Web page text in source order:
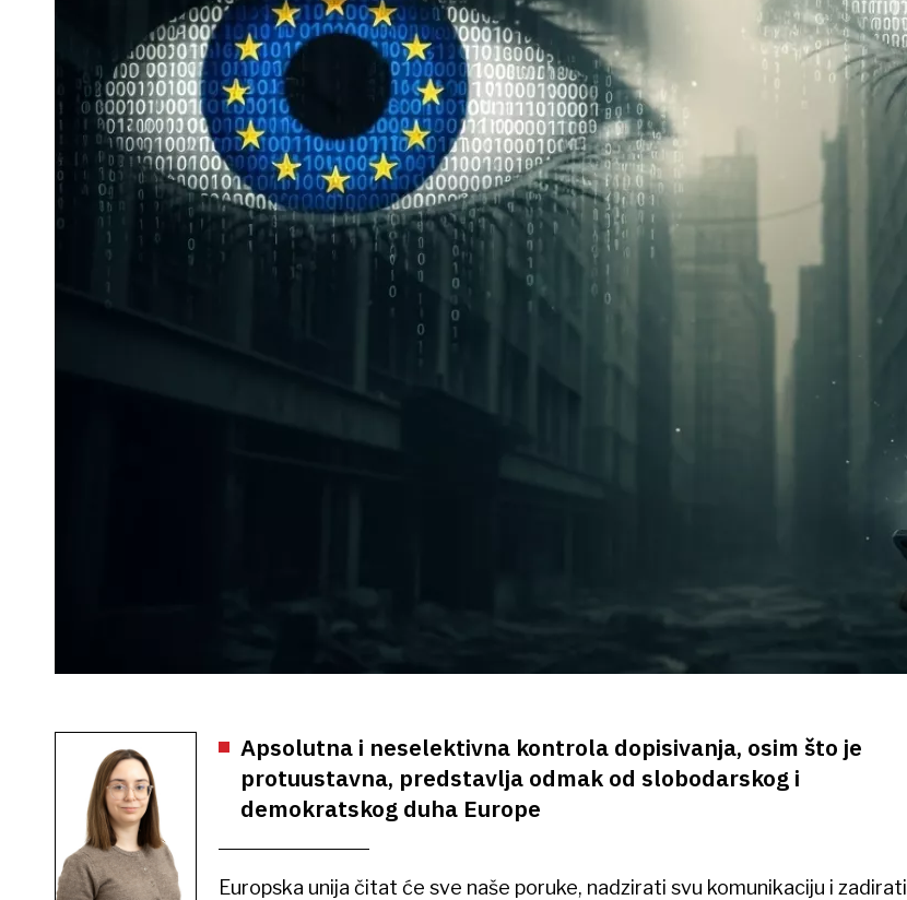
Apsolutna i neselektivna kontrola dopisivanja, osim što je
protuustavna, predstavlja odmak od slobodarskog i
demokratskog duha Europe
Europska unija čitat će sve naše poruke, nadzirati svu komunikaciju i zadirati